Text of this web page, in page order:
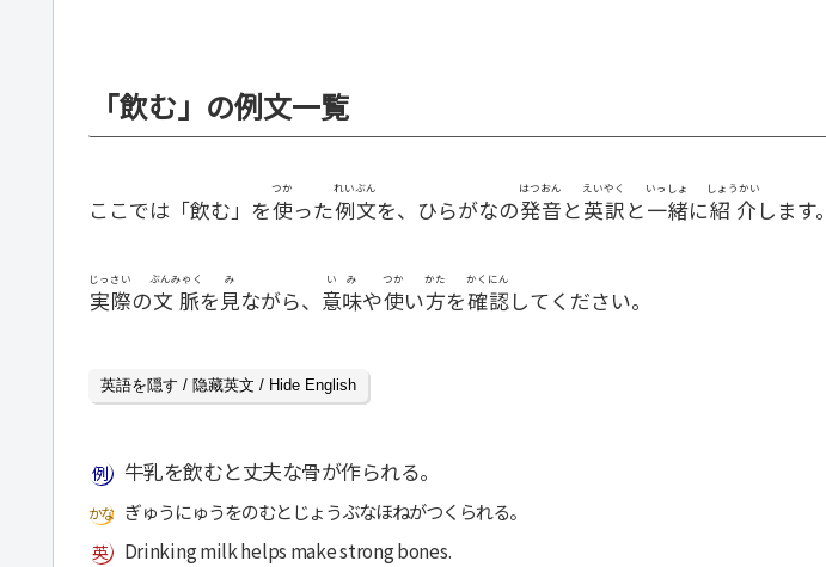
「飲む」の例文一覧
ここでは「飲む」を使
つか
った例文
れいぶん
を、ひらがなの発音
はつおん
と英訳
えいやく
と一緒
いっしょ
に紹介
しょうかい
します。
実際
じっさい
の文脈
ぶんみゃく
を 見
み
ながら、 意味
いみ
や使
つか
い方
かた
を確認
かくにん
してください。
英語を隠す / 隐藏英文 / Hide English
牛乳を飲むと丈夫な骨が作られる。
ぎゅうにゅうをのむとじょうぶなほねがつくられる。
Drinking milk helps make strong bones.